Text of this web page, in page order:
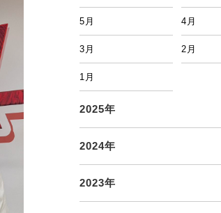
5月 4月
3月 2月
1月
2025年
2024年
2023年